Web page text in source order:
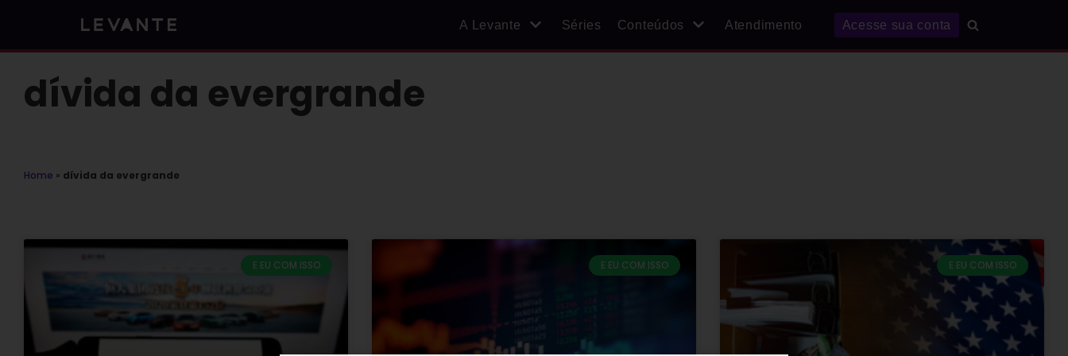
A Levante Séries Conteúdos Atendimento Acesse sua conta
dívida da evergrande
Home » dívida da evergrande
E EU COM ISSO E EU COM ISSO E EU COM ISSO